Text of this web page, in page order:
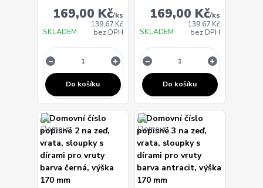
169,00 Kč/ks
139,67 Kč
bez DPH
SKLADEM
Do košíku
169,00 Kč/ks
139,67 Kč
bez DPH
SKLADEM
Do košíku